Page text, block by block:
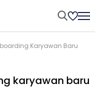
Karyawan Baru
karyawan baru